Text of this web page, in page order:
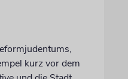
kurz vor dem